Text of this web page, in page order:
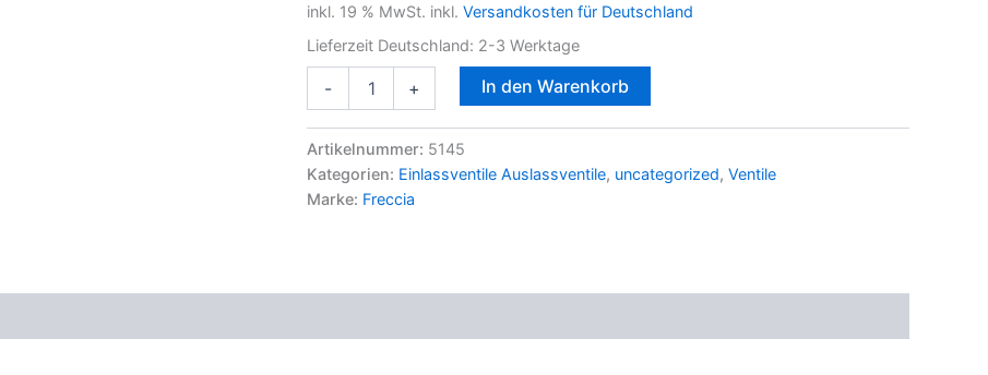
inkl. 19 % MwSt. inkl. Versandkosten für Deutschland
Lieferzeit Deutschland: 2-3 Werktage
-
SMART
452
599ccm
Benzin
+ In den Warenkorb
Artikelnummer: 5145
Kategorien: Einlassventile Auslassventile, uncategorized, Ventile
Marke: Freccia